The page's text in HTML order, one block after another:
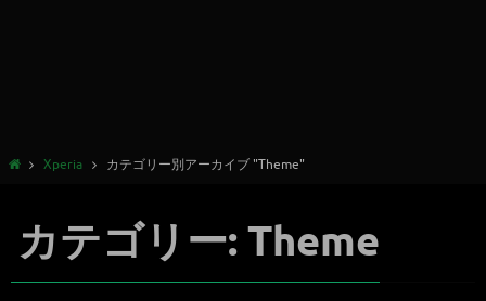
Xperia カテゴリー別アーカイブ "Theme"
カテゴリー: Theme